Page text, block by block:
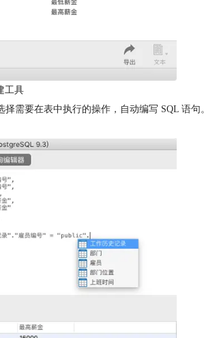
工具
需要在表中执行的操作，自动编写 SQL 语句